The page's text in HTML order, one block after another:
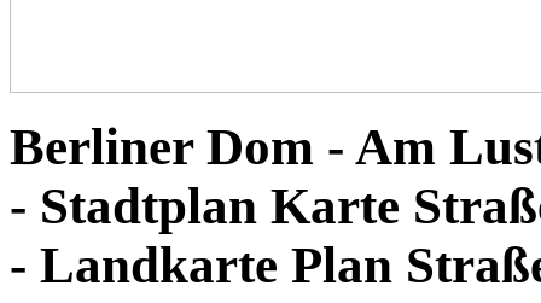
Berliner Dom - Am
- Stadtplan Karte
- Landkarte Plan